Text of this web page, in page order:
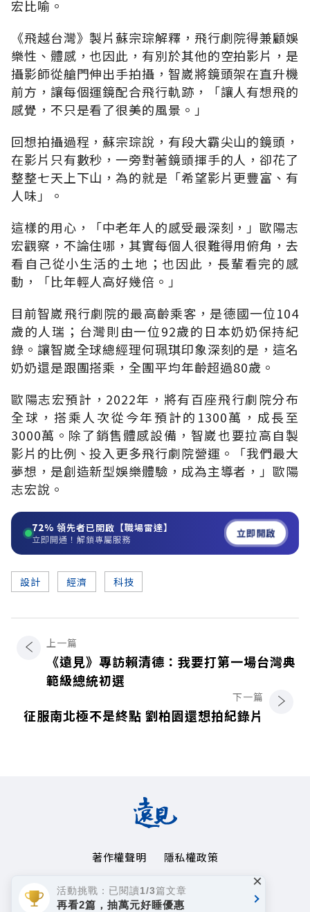
宏比喻。
《飛越台灣》製片蘇宗琮解釋，飛行劇院得兼顧娛
樂性、體感，也因此，有別於其他的空拍影片，是
攝影師從艙門伸出手拍攝，智崴將鏡頭架在直升機
前方，讓每個運鏡配合飛行軌跡，「讓人有想飛的
感覺，不只是看了很美的風景。」
回想拍攝過程，蘇宗琮說，有段大霸尖山的鏡頭，
在影片只有數秒，一旁對著鏡頭揮手的人，卻花了
整整七天上下山，為的就是「希望影片更豐富、有
人味」。
這樣的用心，「中老年人的感受最深刻，」歐陽志
宏觀察，不論住哪，其實每個人很難得用俯角，去
看自己從小生活的土地；也因此，長輩看完的感
動，「比年輕人高好幾倍。」
目前智崴飛行劇院的最高齡乘客，是德國一位104
歲的人瑞；台灣則由一位92歲的日本奶奶保持紀
錄。讓智崴全球總經理何珮琪印象深刻的是，這名
奶奶還是跟團搭乘，全團平均年齡超過80歲。
歐陽志宏預計，2022年，將有百座飛行劇院分布
全球，搭乘人次從今年預計的1300萬，成長至
3000萬。除了銷售體感設備，智崴也要拉高自製
影片的比例、投入更多飛行劇院營運。「我們最大
夢想，是創造新型娛樂體驗，成為主導者，」歐陽
志宏說。
72% 領先者已開啟【職場雷達】
立即開通！解鎖專屬服務 立即開啟
設計 經濟 科技
上一篇
《遠見》專訪賴清德：我要打第一場台灣典
範級總統初選
下一篇
征服南北極不是終點 劉柏園還想拍紀錄片
著作權聲明
隱私權政策
Copyright© 1999~2026
遠見天下文化事業群. All rights reserved.
活動挑戰：已閱讀1/3篇文章
再看2篇，抽萬元好睡優惠
×